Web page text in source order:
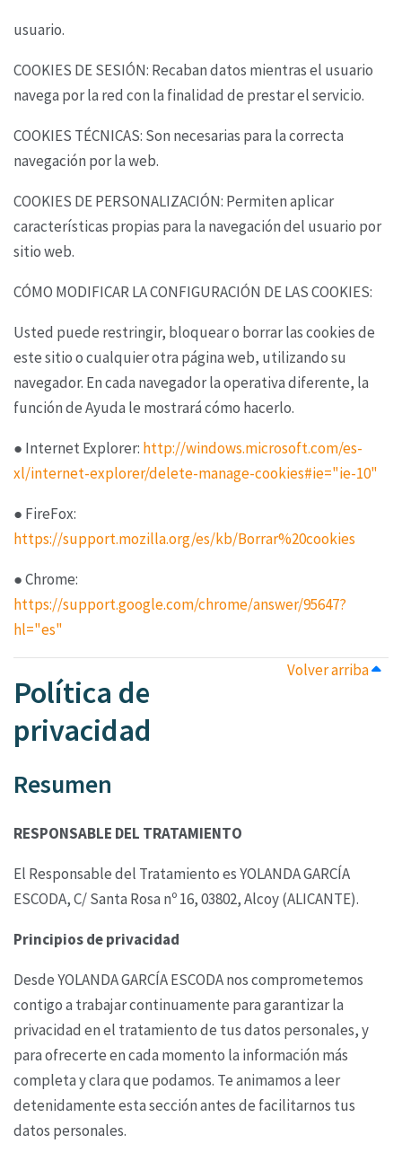
usuario.
COOKIES DE SESIÓN: Recaban datos mientras el usuario
navega por la red con la finalidad de prestar el servicio.
COOKIES TÉCNICAS: Son necesarias para la correcta
navegación por la web.
COOKIES DE PERSONALIZACIÓN: Permiten aplicar
características propias para la navegacióndel usuario por
sitio web.
CÓMO MODIFICAR LA CONFIGURACIÓN DE LAS COOKIES:
Usted puede restringir, bloquear o borrar las cookies de
este sitio o cualquier otra página web, utilizando su
navegador. En cada navegador la operativa diferente, la
función de Ayuda le mostrarácómo hacerlo.
● Internet Explorer: http://windows.microsoft.com/es-
xl/internet-explorer/delete-manage-cookies#ie="ie-10"
● FireFox:
https://support.mozilla.org/es/kb/Borrar%20cookies
● Chrome:
https://support.google.com/chrome/answer/95647?
hl="es"
Volver arriba
Política de
privacidad
Resumen
RESPONSABLE DEL TRATAMIENTO
El Responsable del Tratamiento es YOLANDA GARCÍA
ESCODA,C/ Santa Rosa nº 16, 03802, Alcoy (ALICANTE).
Principios de privacidad
Desde YOLANDA GARCÍA ESCODA nos comprometemos
contigo a trabajarcontinuamente para garantizar la
privacidad en el tratamiento de tus datos personales, y
paraofrecerte en cada momento la información más
completa y clara que podamos. Te animamos a leer
detenidamente esta sección antes de facilitarnos tus
datos personales.